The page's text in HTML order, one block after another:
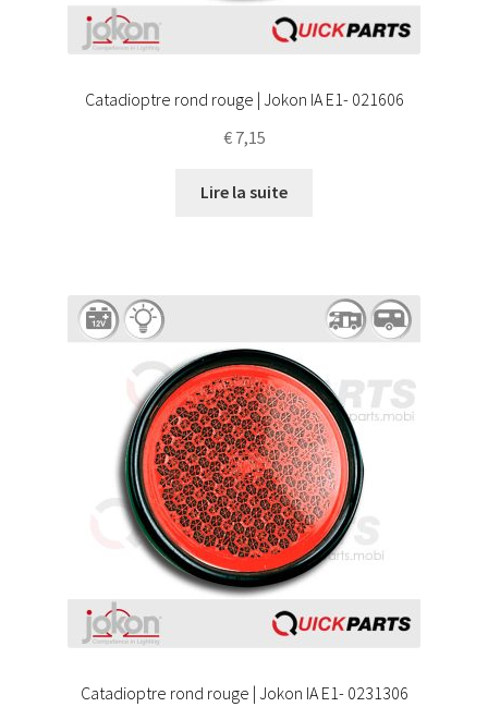
Catadioptre rond rouge | Jokon IA E1- 021606
€7,15
Lire la suite
Catadioptre rond rouge | Jokon IA E1- 0231306